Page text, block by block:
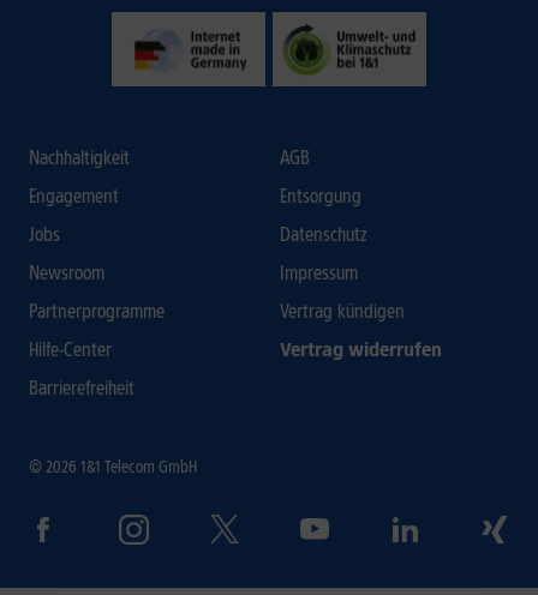
Nachhaltigkeit
Engagement
Jobs
Newsroom
Partnerprogramme
Hilfe-Center
Barrierefreiheit
AGB
Entsorgung
Datenschutz
Impressum
Vertrag kündigen
Vertrag widerrufen
© 2026 1&1 Telecom GmbH